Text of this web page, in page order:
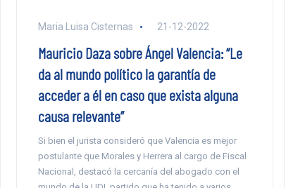
Maria Luisa Cisternas 21-12-2022
Mauricio Daza sobre Ángel Valencia: “Le
da al mundo político la garantía de
acceder a él en caso que exista alguna
causa relevante”
Si bien el jurista consideró que Valencia es mejor
postulante que Morales y Herrera al cargo de Fiscal
Nacional, destacó la cercanía del abogado con el